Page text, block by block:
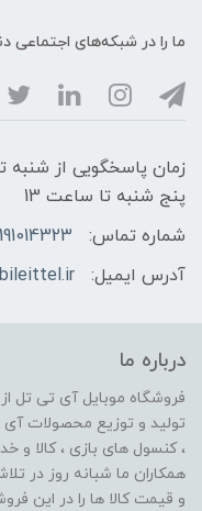
ما را در شبکه‌های اجتماعی
پنج شنبه تا ساعت 13
شماره تماس:
آدرس ایمیل:
درباره ما
، کنسول های بازی ، کالا و
همکاران ما شبانه روز در
و قیمت کالا ها را در این